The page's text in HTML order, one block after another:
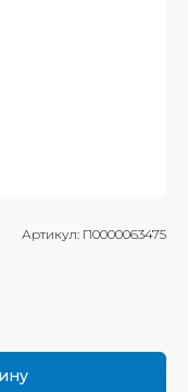
Артикул: П0000063475